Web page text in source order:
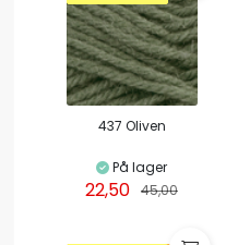
437 Oliven
På lager
22,50 45,00